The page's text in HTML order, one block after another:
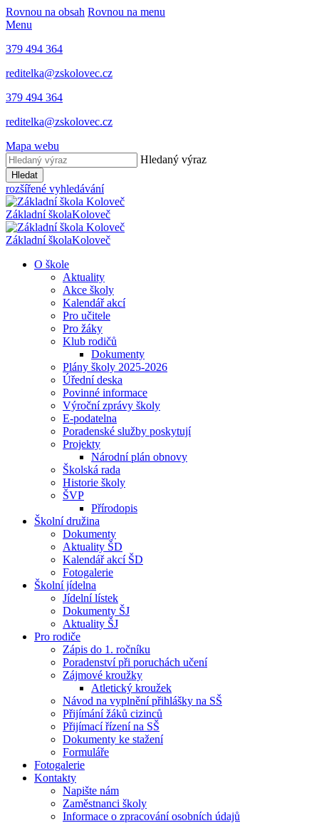
Rovnou na obsah Rovnou na menu
Menu
379 494 364
reditelka@zskolovec.cz
379 494 364
reditelka@zskolovec.cz
Mapa webu
Hledaný výraz
Hledat
rozšířené vyhledávání
Základní školaKoloveč
Základní školaKoloveč
O škole
Aktuality
Akce školy
Kalendář akcí
Pro učitele
Pro žáky
Klub rodičů
Dokumenty
Plány školy 2025-2026
Úřední deska
Povinné informace
Výroční zprávy školy
E-podatelna
Poradenské služby poskytují
Projekty
Národní plán obnovy
Školská rada
Historie školy
ŠVP
Přírodopis
Školní družina
Dokumenty
Aktuality ŠD
Kalendář akcí ŠD
Fotogalerie
Školní jídelna
Jídelní lístek
Dokumenty ŠJ
Aktuality ŠJ
Pro rodiče
Zápis do 1. ročníku
Poradenství při poruchách učení
Zájmové kroužky
Atletický kroužek
Návod na vyplnění přihlášky na SŠ
Přijímání žáků cizinců
Přijímací řízení na SŠ
Dokumenty ke stažení
Formuláře
Fotogalerie
Kontakty
Napište nám
Zaměstnanci školy
Informace o zpracování osobních údajů